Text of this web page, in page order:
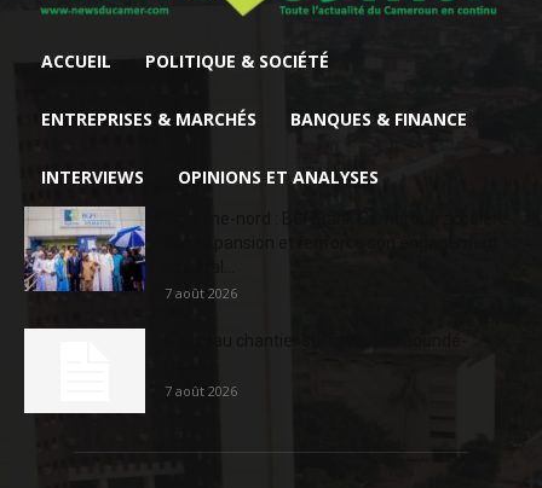
ACCUEIL POLITIQUE & SOCIÉTÉ
ENTREPRISES & MARCHÉS BANQUES & FINANCE
INTERVIEWS OPINIONS ET ANALYSES
7 août 2026
7 août 2026